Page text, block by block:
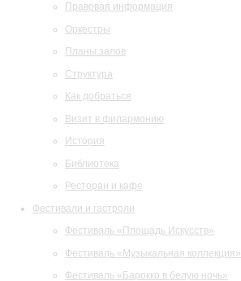
Правовая информация
Оркестры
Планы залов
Структура
Как добраться
Визит в филармонию
История
Библиотека
Ресторан и кафе
Фестивали и гастроли
Фестиваль «Площадь Искусств»
Фестиваль «Музыкальная коллекция»
Фестиваль «Барокко в белую ночь»